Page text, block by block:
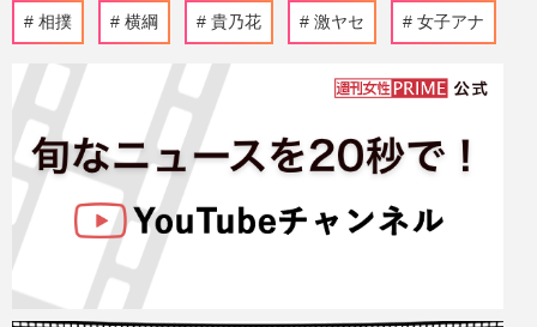
相撲 横綱 貴乃花 激ヤセ 女子アナ